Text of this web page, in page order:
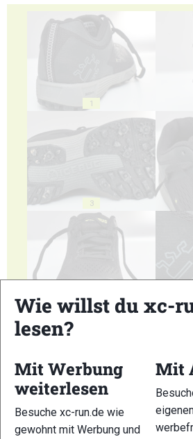
1
3
© Bilder 1 - 8: Felgenhauer;
Wie willst du xc-
lesen?
Mit Werbung
weiterlesen
Besuche xc-run.de wie
gewohnt mit Werbung und
Mit